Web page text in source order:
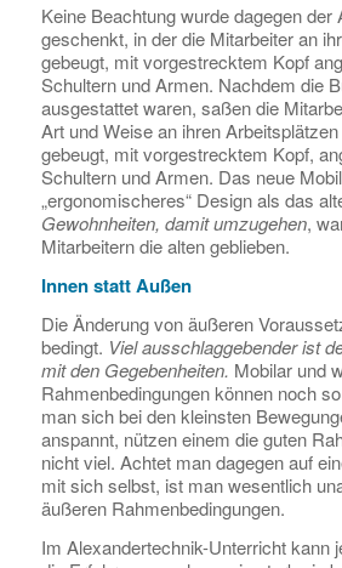
Keine Beachtung wurde dagegen der
geschenkt, in der die Mitarbeiter an
gebeugt, mit vorgestrecktem Kopf
Schultern und Armen. Nachdem die
ausgestattet waren, saßen die
Art und Weise an ihren
gebeugt, mit vorgestrecktem Kopf,
Schultern und Armen. Das neue
„ergonomischeres“ Design als das
Gewohnheiten, damit umzugehen,
Mitarbeitern die alten geblieben.
Innen statt Außen
Die Änderung von äußeren
bedingt. Viel ausschlaggebender ist
mit den Gegebenheiten. Mobilar und
Rahmenbedingungen können noch
man sich bei den kleinsten
anspannt, nützen einem die guten
nicht viel. Achtet man dagegen auf
mit sich selbst, ist man wesentlich
äußeren Rahmenbedingungen.
Im Alexandertechnik-Unterricht kann